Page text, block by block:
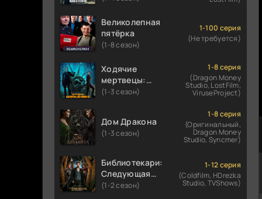
Великолепная
пятёрка
(1-8 сезон)
1-100 серия
(Не требуется)
Ходячие
мертвецы:
Мертвый
(1-3 сезон)
1-8 серия
(Dragon Money
Studio, LostFilm,
ViruseProject)
Дом Дракона
(1-3 сезон)
1-8 серия
(Оригинальный,
Dragon Money
Studio, Syncmer)
Библиотекари:
Следующая
глава
(1-2 сезон)
1-12 серия
(Coldfilm, HDrezka
Studio, TVShows)